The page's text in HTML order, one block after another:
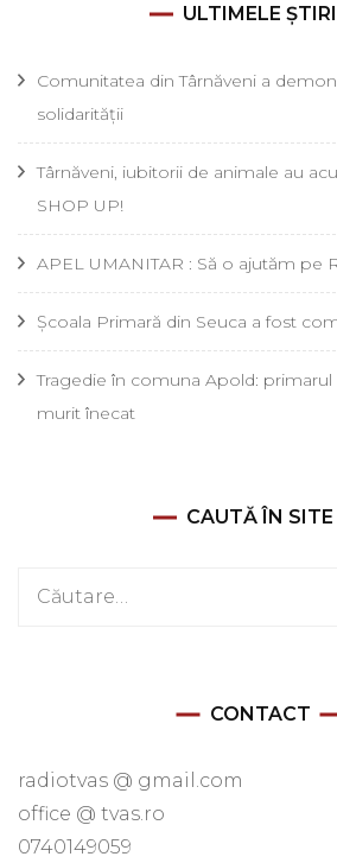
ULTIMELE ȘTIRI
Comunitatea din Târnăveni a
solidarității
Târnăveni, iubitorii de animale au
SHOP UP!
APEL UMANITAR : Să o ajutăm pe
Școala Primară din Seuca a fost
Tragedie în comuna Apold: primarul
murit înecat
CAUTĂ ÎN SITE
Caută
CONTACT
radiotvas @ gmail.com
office @ tvas.ro
0740149059